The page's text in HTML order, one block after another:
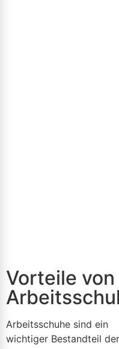
Vorteile von
Arbeitsschuhe sind ein
wichtiger Bestandteil der
Halt am Fuß und
verhindert somit